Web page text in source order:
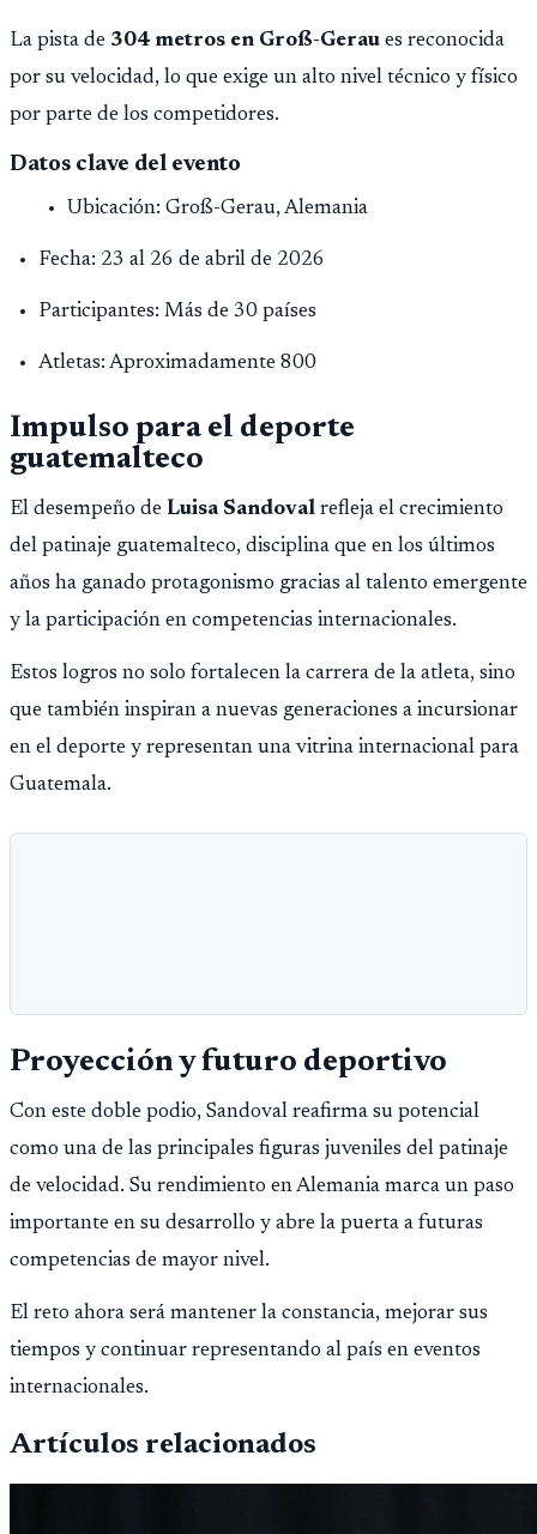
La pista de 304 metros en Groß-Gerau es reconocida
por su velocidad, lo que exige un alto nivel técnico y físico
por parte de los competidores.
Datos clave del evento
Ubicación: Groß-Gerau, Alemania
Fecha: 23 al 26 de abril de 2026
Participantes: Más de 30 países
Atletas: Aproximadamente 800
Impulso para el deporte
guatemalteco
El desempeño de Luisa Sandoval refleja el crecimiento
del patinaje guatemalteco, disciplina que en los últimos
años ha ganado protagonismo gracias al talento emergente
y la participación en competencias internacionales.
Estos logros no solo fortalecen la carrera de la atleta, sino
que también inspiran a nuevas generaciones a incursionar
en el deporte y representan una vitrina internacional para
Guatemala.
Proyección y futuro deportivo
Con este doble podio, Sandoval reafirma su potencial
como una de las principales figuras juveniles del patinaje
de velocidad. Su rendimiento en Alemania marca un paso
importante en su desarrollo y abre la puerta a futuras
competencias de mayor nivel.
El reto ahora será mantener la constancia, mejorar sus
tiempos y continuar representando al país en eventos
internacionales.
Artículos relacionados